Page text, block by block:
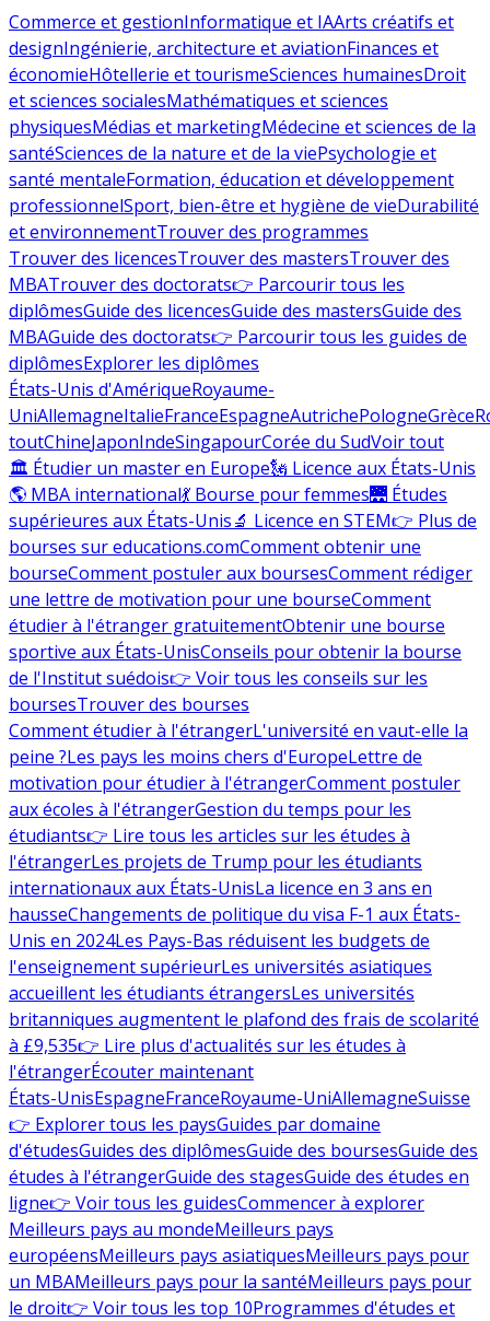
Commerce et gestionInformatique et IAArts créatifs et
designIngénierie, architecture et aviationFinances et
économieHôtellerie et tourismeSciences humainesDroit
et sciences socialesMathématiques et sciences
physiquesMédias et marketingMédecine et sciences de la
santéSciences de la nature et de la viePsychologie et
santé mentaleFormation, éducation et développement
professionnelSport, bien-être et hygiène de vieDurabilité
et environnementTrouver des programmes
Trouver des licencesTrouver des mastersTrouver des
MBATrouver des doctorats👉 Parcourir tous les
diplômesGuide des licencesGuide des mastersGuide des
MBAGuide des doctorats👉 Parcourir tous les guides de
diplômesExplorer les diplômes
États-Unis d'AmériqueRoyaume-
UniAllemagneItalieFranceEspagneAutrichePologneGrèce
toutChineJaponIndeSingapourCorée du SudVoir tout
🏛 Étudier un master en Europe🗽 Licence aux États-Unis
🌎 MBA international💃 Bourse pour femmes🌉 Études
supérieures aux États-Unis🔬 Licence en STEM👉 Plus de
bourses sur educations.comComment obtenir une
bourseComment postuler aux boursesComment rédiger
une lettre de motivation pour une bourseComment
étudier à l'étranger gratuitementObtenir une bourse
sportive aux États-UnisConseils pour obtenir la bourse
de l'Institut suédois👉 Voir tous les conseils sur les
boursesTrouver des bourses
Comment étudier à l'étrangerL'université en vaut-elle la
peine ?Les pays les moins chers d'EuropeLettre de
motivation pour étudier à l'étrangerComment postuler
aux écoles à l'étrangerGestion du temps pour les
étudiants👉 Lire tous les articles sur les études à
l'étrangerLes projets de Trump pour les étudiants
internationaux aux États-UnisLa licence en 3 ans en
hausseChangements de politique du visa F-1 aux États-
Unis en 2024Les Pays-Bas réduisent les budgets de
l'enseignement supérieurLes universités asiatiques
accueillent les étudiants étrangersLes universités
britanniques augmentent le plafond des frais de scolarité
à £9,535👉 Lire plus d'actualités sur les études à
l'étrangerÉcouter maintenant
États-UnisEspagneFranceRoyaume-UniAllemagneSuisse
👉 Explorer tous les paysGuides par domaine
d'étudesGuides des diplômesGuide des boursesGuide des
études à l'étrangerGuide des stagesGuide des études en
ligne👉 Voir tous les guidesCommencer à explorer
Meilleurs pays au mondeMeilleurs pays
européensMeilleurs pays asiatiquesMeilleurs pays pour
un MBAMeilleurs pays pour la santéMeilleurs pays pour
le droit👉 Voir tous les top 10Programmes d'études et